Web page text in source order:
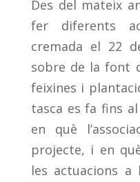
Des del mateix
fer diferents
cremada el 22
sobre de la font
feixines i
tasca es fa fins
en què
projecte, i en
les actuacions